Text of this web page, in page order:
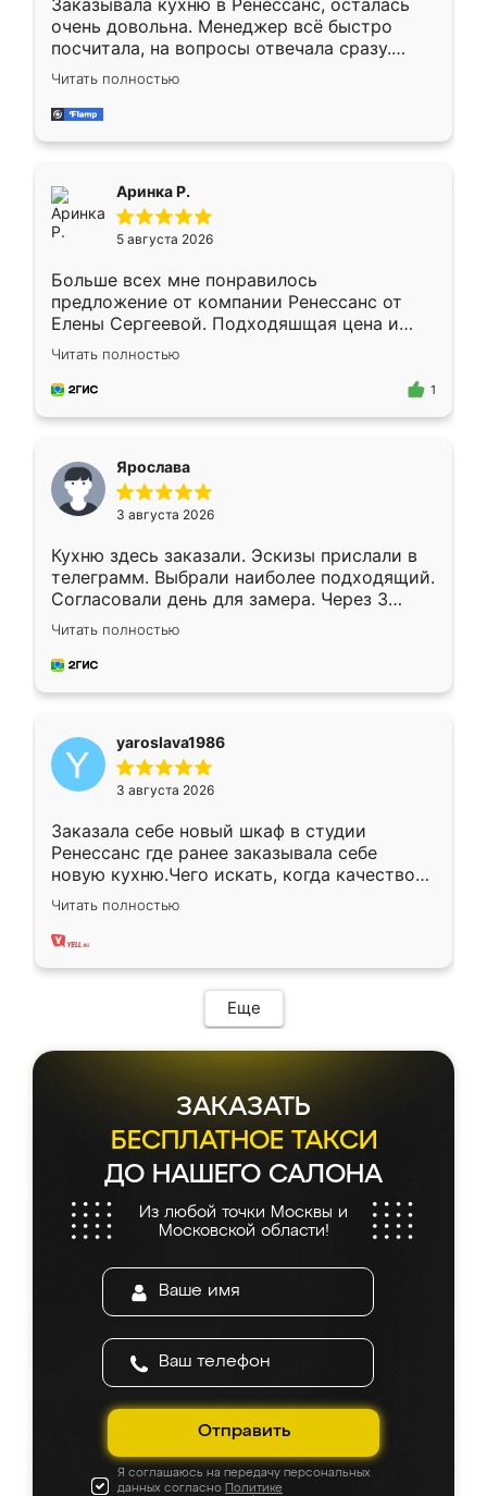
Заказывала кухню в Ренессанс, осталась
очень довольна. Менеджер всё быстро
посчитала, на вопросы отвечала сразу.
Замерщик приехал в субботу, подошёл к
делу со всей ответственностью. Собрали
за день, ребята работали аккуратно, даже
Читать полностью
Аринка Р.
5 августа 2026
Больше всех мне понравилось
предложение от компании Ренессанс от
Елены Сергеевой. Подходяшщая цена и
короткие сроки изготовления. Приехавший
для замера сотрудник Владислав
предложил по моему эскизу самый
Читать полностью
1
Ярослава
3 августа 2026
Кухню здесь заказали. Эскизы прислали в
телеграмм. Выбрали наиболее подходящий.
Согласовали день для замера. Через 3
недели кухня была уже готова. Остались
довольны работой. Спасибо Ренессанс
мебель за качественную работу!
Читать полностью
yaroslava1986
3 августа 2026
Заказала себе новый шкаф в студии
Ренессанс где ранее заказывала себе
новую кухню.Чего искать, когда качеством
вполне довольна. Служит кухня уже почти
два года, нареканий нет.
Читать полностью
Еще
ЗАКАЗАТЬ
БЕСПЛАТНОЕ ТАКСИ
ДО НАШЕГО САЛОНА
Из любой точки Москвы и
Московской области!
Отправить
Я соглашаюсь на передачу персональных
данных согласно Политике